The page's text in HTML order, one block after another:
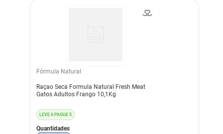
Fórmula Natural
Raçao Seca Formula Natural Fresh Meat
Gatos Adultos Frango 10,1Kg
LEVE 6 PAGUE 5
Quantidades